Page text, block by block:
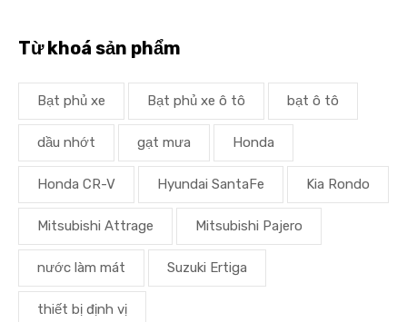
Từ khoá sản phẩm
Bạt phủ xe Bạt phủ xe ô tô bạt ô tô
dầu nhớt gạt mưa Honda
Honda CR-V Hyundai SantaFe Kia Rondo
Mitsubishi Attrage Mitsubishi Pajero
nước làm mát Suzuki Ertiga
thiết bị định vị